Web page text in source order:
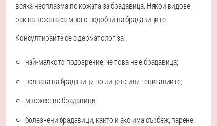
всяка неоплазма по кожата за брадавица. Някои видове
рак на кожата са много подобни на брадавиците.
Консултирайте се с дерматолог за:
най-малкото подозрение, че това не е брадавица;
появата на брадавици по лицето или гениталиите;
множество брадавици;
болезнени брадавици, както и ако има сърбеж, парене;